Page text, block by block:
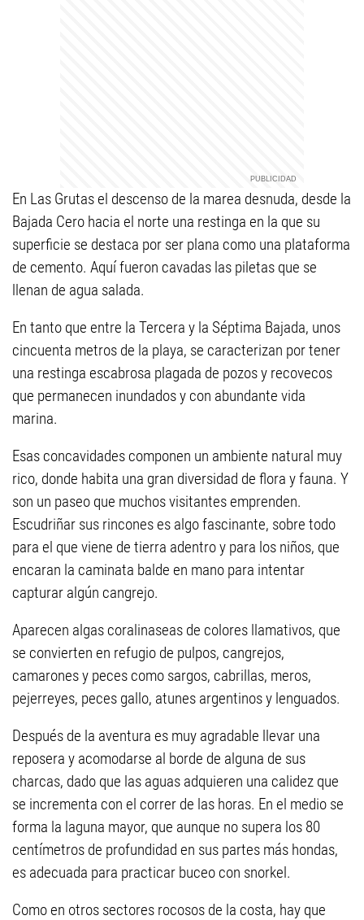
En Las Grutas el descenso de la marea desnuda, desde la
Bajada Cero hacia el norte una restinga en la que su
superficie se destaca por ser plana como una plataforma
de cemento. Aquí fueron cavadas las piletas que se
llenan de agua salada.
En tanto que entre la Tercera y la Séptima Bajada, unos
cincuenta metros de la playa, se caracterizan por tener
una restinga escabrosa plagada de pozos y recovecos
que permanecen inundados y con abundante vida
marina.
Esas concavidades componen un ambiente natural muy
rico, donde habita una gran diversidad de flora y fauna. Y
son un paseo que muchos visitantes emprenden.
Escudriñar sus rincones es algo fascinante, sobre todo
para el que viene de tierra adentro y para los niños, que
encaran la caminata balde en mano para intentar
capturar algún cangrejo.
Aparecen algas coralinaseas de colores llamativos, que
se convierten en refugio de pulpos, cangrejos,
camarones y peces como sargos, cabrillas, meros,
pejerreyes, peces gallo, atunes argentinos y lenguados.
Después de la aventura es muy agradable llevar una
reposera y acomodarse al borde de alguna de sus
charcas, dado que las aguas adquieren una calidez que
se incrementa con el correr de las horas. En el medio se
forma la laguna mayor, que aunque no supera los 80
centímetros de profundidad en sus partes más hondas,
es adecuada para practicar buceo con snorkel.
Como en otros sectores rocosos de la costa, hay que